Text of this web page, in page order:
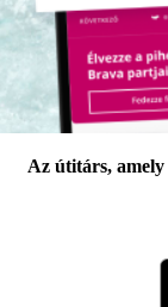
Az útitárs, amely